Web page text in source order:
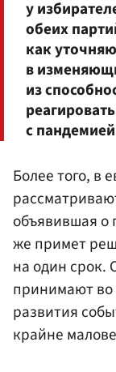
у
обеих
как
в
из
с
Более того, в
объявившая о
же примет
на один срок.
принимают
развития
крайне